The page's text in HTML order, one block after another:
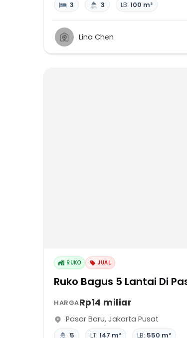
3 3 LB: 100 m²
Lina Chen
RUKO JUAL
Ruko Bagus 5 Lantai Di
HARGARp14 miliar
Pasar Baru, Jakarta Pusat
5 LT: 147 m² LB: 550 m²